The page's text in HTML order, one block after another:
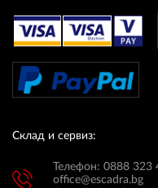
Склад и сервиз:
Телефон: 0888 323
office@escadra.bg